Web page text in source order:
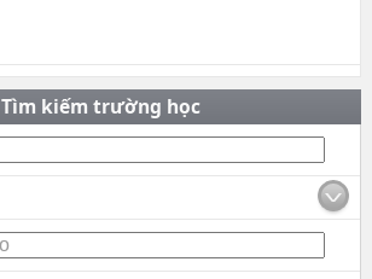
Tìm kiếm trường học